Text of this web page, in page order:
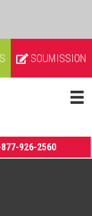
SOUMISSION
926-2560